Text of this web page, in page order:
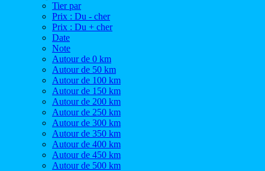
Tier par
Prix : Du - cher
Prix : Du + cher
Date
Note
Autour de 0 km
Autour de 50 km
Autour de 100 km
Autour de 150 km
Autour de 200 km
Autour de 250 km
Autour de 300 km
Autour de 350 km
Autour de 400 km
Autour de 450 km
Autour de 500 km